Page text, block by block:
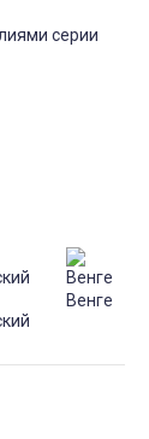
серии
Венге